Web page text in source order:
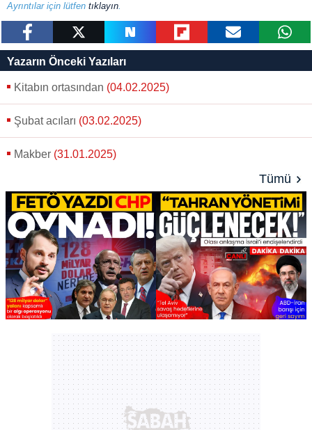
Ayrıntılar için lütfen tıklayın.
Yazarın Önceki Yazıları
Kitabın ortasından (04.02.2025)
Şubat acıları (03.02.2025)
Makber (31.01.2025)
Tümü